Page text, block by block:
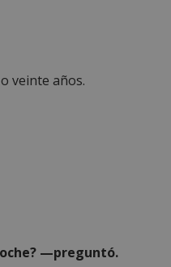
veinte años.
—preguntó.